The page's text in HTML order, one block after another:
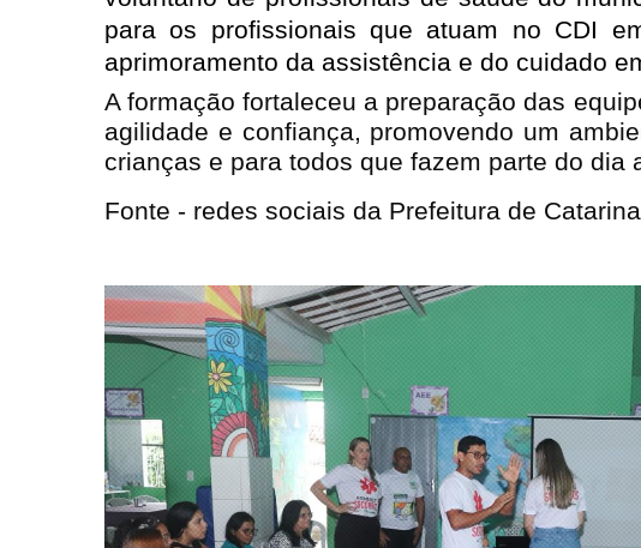
para os profissionais que atuam no CDI
aprimoramento da assistência e do cuidado
A formação fortaleceu a preparação das
agilidade e confiança, promovendo um
crianças e para todos que fazem parte do dia
Fonte - redes sociais da Prefeitura de